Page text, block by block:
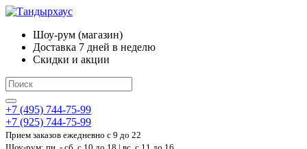
Шоу-рум (магазин)
Доставка 7 дней в неделю
Скидки и акции
+7 (495) 744-75-99
+7 (925) 744-75-99
Прием заказов ежедневно c 9 до 22